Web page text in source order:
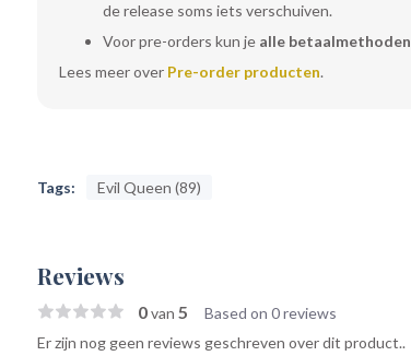
de release soms iets verschuiven.
Voor pre-orders kun je alle betaalmethoden
Lees meer over Pre-order producten.
Tags: Evil Queen (89)
Reviews
0van 5 Based on 0 reviews
Er zijn nog geen reviews geschreven over dit product..